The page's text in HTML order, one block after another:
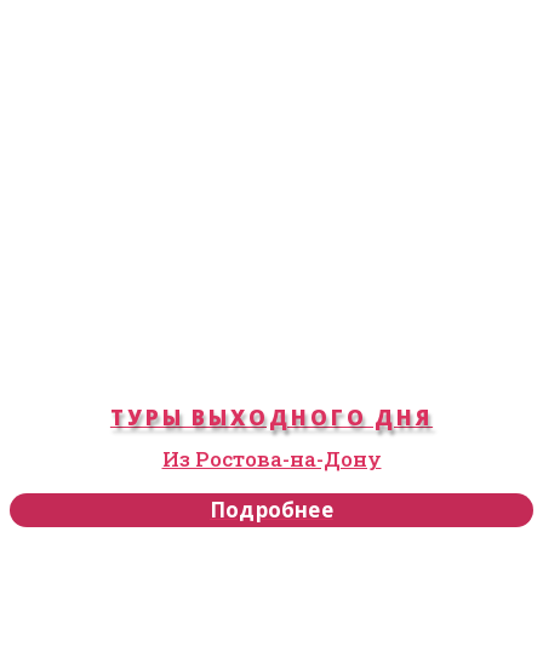
ТУРЫ ВЫХОДНОГО ДНЯ
Из Ростова-на-Дону
Подробнее